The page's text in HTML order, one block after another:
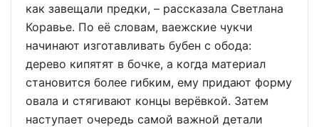
как завещали предки, – рассказала Светлана
Коравье. По её словам, ваежские чукчи
начинают изготавливать бубен с обода:
дерево кипятят в бочке, а когда материал
становится более гибким, ему придают форму
овала и стягивают концы верёвкой. Затем
наступает очередь самой важной детали